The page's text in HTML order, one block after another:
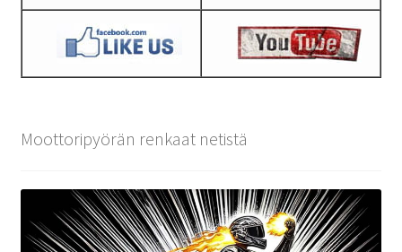
Moottoripyörän renkaat netistä